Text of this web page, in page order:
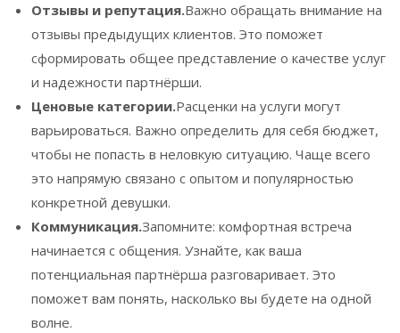
Отзывы и репутация.Важно обращать внимание на
отзывы предыдущих клиентов. Это поможет
сформировать общее представление о качестве услуг
и надежности партнёрши.
Ценовые категории.Расценки на услуги могут
варьироваться. Важно определить для себя бюджет,
чтобы не попасть в неловкую ситуацию. Чаще всего
это напрямую связано с опытом и популярностью
конкретной девушки.
Коммуникация.Запомните: комфортная встреча
начинается с общения. Узнайте, как ваша
потенциальная партнёрша разговаривает. Это
поможет вам понять, насколько вы будете на одной
волне.